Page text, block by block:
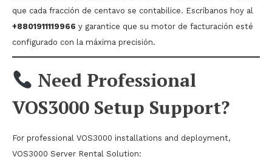
que cada fracción de centavo se contabilice. Escríbanos hoy al
+8801911119966 y garantice que su motor de facturación esté
configurado con la máxima precisión.
Need Professional
VOS3000 Setup Support?
For professional VOS3000 installations and deployment,
VOS3000 Server Rental Solution: